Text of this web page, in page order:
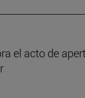
el acto de